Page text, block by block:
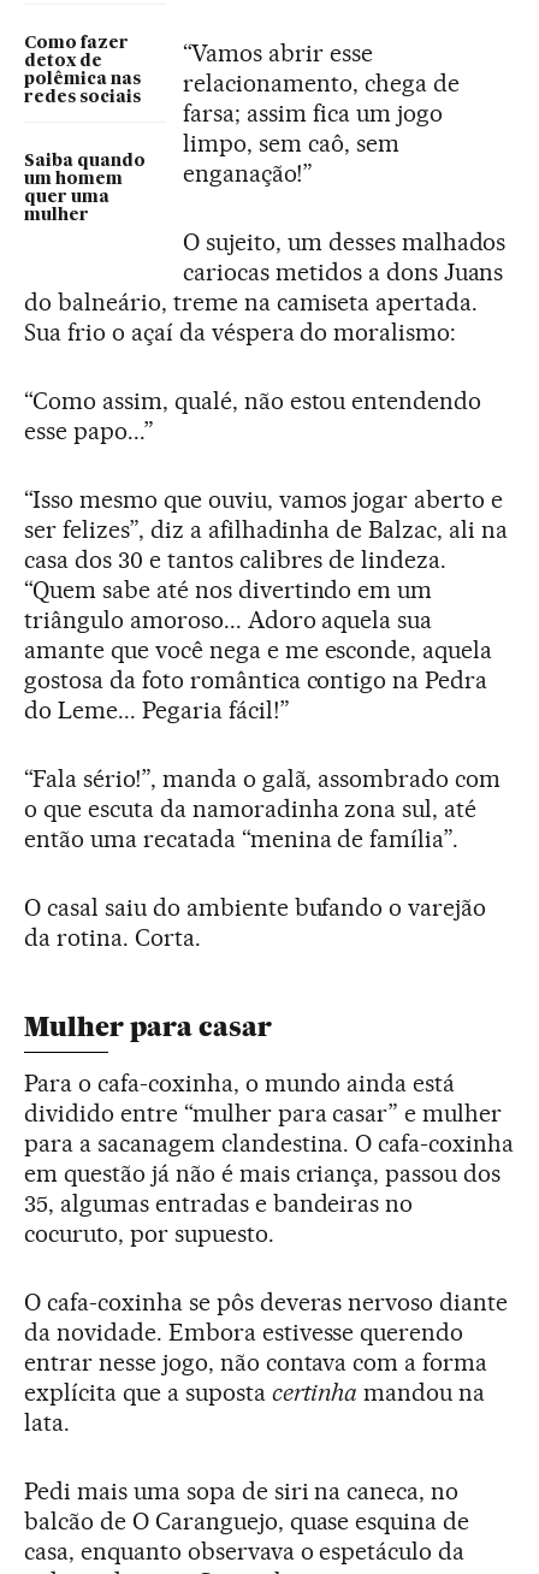
Como fazer
detox de
polêmica nas
redes sociais
Saiba quando
um homem
quer uma
mulher
“Vamos abrir esse
relacionamento, chega de
farsa; assim fica um jogo
limpo, sem caô, sem
enganação!”
O sujeito, um desses malhados
cariocas metidos a dons Juans
do balneário, treme na camiseta apertada.
Sua frio o açaí da véspera do moralismo:
“Como assim, qualé, não estou entendendo
esse papo...”
“Isso mesmo que ouviu, vamos jogar aberto e
ser felizes”, diz a afilhadinha de Balzac, ali na
casa dos 30 e tantos calibres de lindeza.
“Quem sabe até nos divertindo em um
triângulo amoroso... Adoro aquela sua
amante que você nega e me esconde, aquela
gostosa da foto romântica contigo na Pedra
do Leme... Pegaria fácil!”
“Fala sério!”, manda o galã, assombrado com
o que escuta da namoradinha zona sul, até
então uma recatada “menina de família”.
O casal saiu do ambiente bufando o varejão
da rotina. Corta.
Mulher para casar
Para o cafa-coxinha, o mundo ainda está
dividido entre “mulher para casar” e mulher
para a sacanagem clandestina. O cafa-coxinha
em questão já não é mais criança, passou dos
35, algumas entradas e bandeiras no
cocuruto, por supuesto.
O cafa-coxinha se pôs deveras nervoso diante
da novidade. Embora estivesse querendo
entrar nesse jogo, não contava com a forma
explícita que a suposta certinha mandou na
lata.
Pedi mais uma sopa de siri na caneca, no
balcão de O Caranguejo, quase esquina de
casa, enquanto observava o espetáculo da